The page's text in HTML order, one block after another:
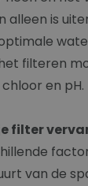
alleen is
filteren
en pH.
filter
van de